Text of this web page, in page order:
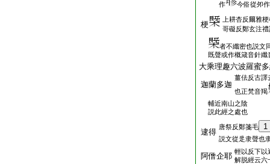
作
今俗從夘
梗
上耕杏反爾雅
哥礙反鄭玄注禮
者不纖密也説文
既聲或作概箴音針纖
大乘理趣六波羅蜜
迦蘭多迦
薑佉反古譯
也正梵音羯
輔近南山之陰
説此經之處也
逮得
唐祭反鄭箋毛 1
説文從辵隶聲也
阿僧企耶 輕以反下以
解脱經云六